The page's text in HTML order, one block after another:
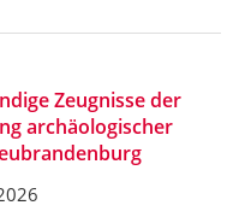
Zeugnisse der
archäologischer